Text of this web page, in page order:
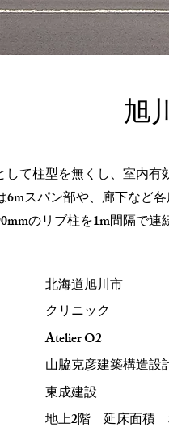
旭
て柱型を無くし、室内有
スパン部や、廊下など
のリブ柱を1m間隔で
北海道旭川市
クリニック
Atelier O2
山脇克彦建築構造
東成建設
地上2階 延床面積